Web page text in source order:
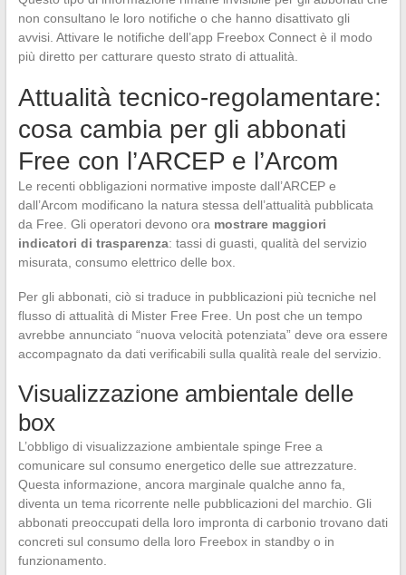
non consultano le loro notifiche o che hanno disattivato gli
avvisi. Attivare le notifiche dell’app Freebox Connect è il modo
più diretto per catturare questo strato di attualità.
Attualità tecnico-regolamentare:
cosa cambia per gli abbonati
Free con l’ARCEP e l’Arcom
Le recenti obbligazioni normative imposte dall’ARCEP e
dall’Arcom modificano la natura stessa dell’attualità pubblicata
da Free. Gli operatori devono ora mostrare maggiori
indicatori di trasparenza: tassi di guasti, qualità del servizio
misurata, consumo elettrico delle box.
Per gli abbonati, ciò si traduce in pubblicazioni più tecniche nel
flusso di attualità di Mister Free Free. Un post che un tempo
avrebbe annunciato “nuova velocità potenziata” deve ora essere
accompagnato da dati verificabili sulla qualità reale del servizio.
Visualizzazione ambientale delle
box
L’obbligo di visualizzazione ambientale spinge Free a
comunicare sul consumo energetico delle sue attrezzature.
Questa informazione, ancora marginale qualche anno fa,
diventa un tema ricorrente nelle pubblicazioni del marchio. Gli
abbonati preoccupati della loro impronta di carbonio trovano dati
concreti sul consumo della loro Freebox in standby o in
funzionamento.